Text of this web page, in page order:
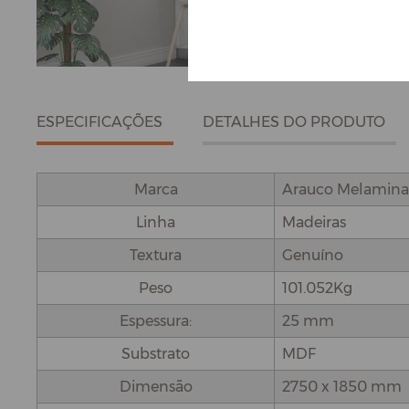
ESPECIFICAÇÕES DETALHES DO PRODUTO
Marca
Arauco Melamina
Linha
Madeiras
Textura
Genuíno
Peso
101.052Kg
Espessura:
25 mm
Substrato
MDF
Dimensão
2750 x 1850 mm